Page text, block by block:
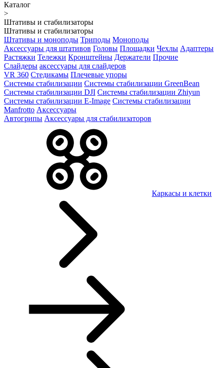
Каталог
>
Штативы и стабилизаторы
Штативы и стабилизаторы
Штативы и моноподы Триподы Моноподы
Аксессуары для штативов Головы Площадки Чехлы Адаптеры
Растяжки Тележки Кронштейны Держатели Прочие
Слайдеры аксессуары для слайдеров
VR 360 Стедикамы Плечевые упоры
Системы стабилизации Системы стабилизации GreenBean
Системы стабилизации DJI Системы стабилизации Zhiyun
Системы стабилизации E-Image Системы стабилизации
Manfrotto Аксессуары
Автогрипы Аксессуары для стабилизаторов
Каркасы и клетки